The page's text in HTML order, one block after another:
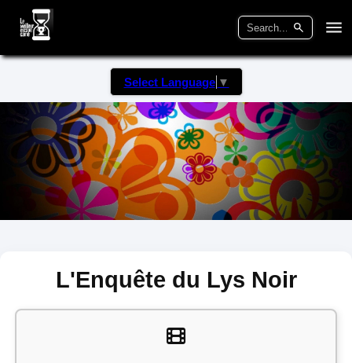
Select Language ▼
L'Enquête du Lys Noir